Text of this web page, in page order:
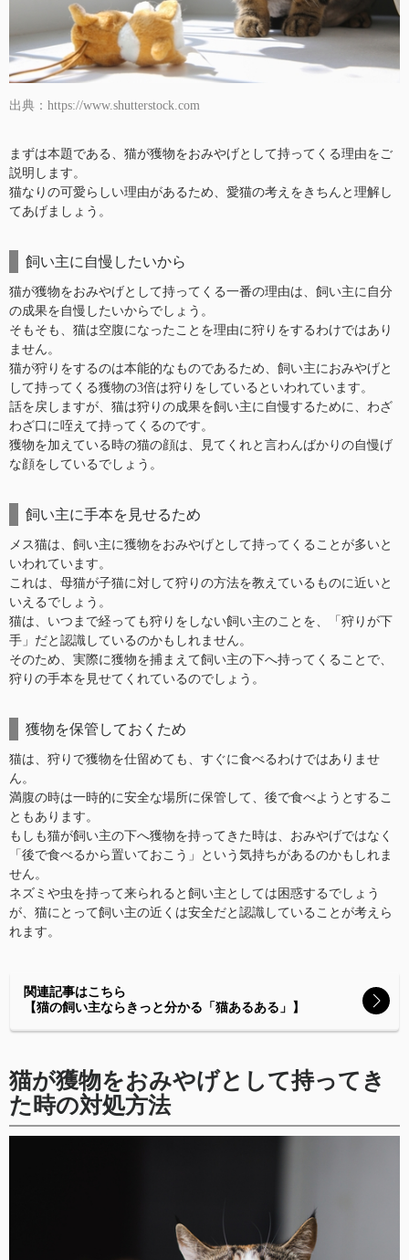
出典：https://www.shutterstock.com
まずは本題である、猫が獲物をおみやげとして持ってくる理由をご
説明します。
猫なりの可愛らしい理由があるため、愛猫の考えをきちんと理解し
てあげましょう。
飼い主に自慢したいから
猫が獲物をおみやげとして持ってくる一番の理由は、飼い主に自分
の成果を自慢したいからでしょう。
そもそも、猫は空腹になったことを理由に狩りをするわけではあり
ません。
猫が狩りをするのは本能的なものであるため、飼い主におみやげと
して持ってくる獲物の3倍は狩りをしているといわれています。
話を戻しますが、猫は狩りの成果を飼い主に自慢するために、わざ
わざ口に咥えて持ってくるのです。
獲物を加えている時の猫の顔は、見てくれと言わんばかりの自慢げ
な顔をしているでしょう。
飼い主に手本を見せるため
メス猫は、飼い主に獲物をおみやげとして持ってくることが多いと
いわれています。
これは、母猫が子猫に対して狩りの方法を教えているものに近いと
いえるでしょう。
猫は、いつまで経っても狩りをしない飼い主のことを、「狩りが下
手」だと認識しているのかもしれません。
そのため、実際に獲物を捕まえて飼い主の下へ持ってくることで、
狩りの手本を見せてくれているのでしょう。
獲物を保管しておくため
猫は、狩りで獲物を仕留めても、すぐに食べるわけではありませ
ん。
満腹の時は一時的に安全な場所に保管して、後で食べようとするこ
ともあります。
もしも猫が飼い主の下へ獲物を持ってきた時は、おみやげではなく
「後で食べるから置いておこう」という気持ちがあるのかもしれま
せん。
ネズミや虫を持って来られると飼い主としては困惑するでしょう
が、猫にとって飼い主の近くは安全だと認識していることが考えら
れます。
関連記事はこちら
【猫の飼い主ならきっと分かる「猫あるある」】
猫が獲物をおみやげとして持ってき
た時の対処方法